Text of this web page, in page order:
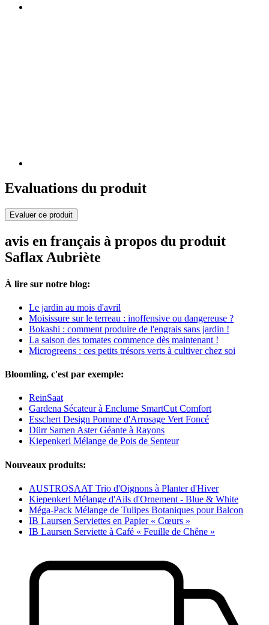
Evaluations du produit
Evaluer ce produit
avis en français à propos du produit
Saflax Aubriète
À lire sur notre blog:
Le jardin au mois d'avril
Moisissure sur le terreau : inoffensive ou dangereuse ?
Bokashi : comment produire de l'engrais sans jardin !
La saison des tomates commence dès maintenant !
Microgreens : ces petits trésors verts à cultiver chez soi
Bloomling, c'est par exemple:
ReinSaat
Gardena Sécateur à Enclume SmartCut Comfort
Esschert Design Pomme d'Arrosage Vert Foncé
Dürr Samen Aster Géante à Rayons
Kiepenkerl Mélange de Pois de Senteur
Nouveaux produits:
AUSTROSAAT Trio d'Oignons à Planter d'Hiver
Kiepenkerl Mélange d'Ails d'Ornement - Blue & White
Méga-Pack Mélange de Tulipes Botaniques pour Balcon
IB Laursen Serviettes en Papier « Cœurs »
IB Laursen Serviette à Café « Feuille de Chêne »